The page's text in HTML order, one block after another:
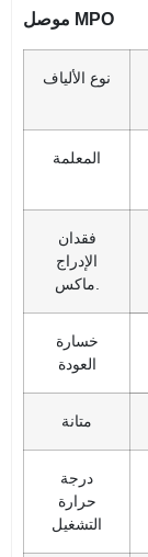
موصل MPO
نوع الألياف
المعلمة
فقدان
الإدراج
خسارة
العودة
متانة
درجة
حرارة
التشغيل